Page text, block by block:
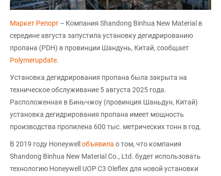
Маркет Репорт-- Компания Shandong Binhua New Material в
середине августа запустила установку дегидрированию
пропана (PDH) в провинции Шандунь, Китай, сообщает
Polymerupdate.
Установка дегидрирования пропана была закрыта на
техническое обслуживание 5 августа 2025 года.
Расположенная в Биньчжоу (провинция Шаньдун, Китай)
установка дегидрирования пропана имеет мощность
производства пропилена 600 тыс. метрических тонн в год.
В 2019 году Honeywell объявила о том, что компания
Shandong Binhua New Material Co., Ltd. будет использовать
технологию Honeywell UOP C3 Oleflex для новой установки